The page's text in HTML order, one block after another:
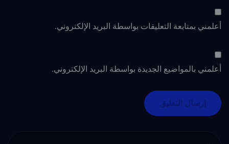
أعلمني بمتابعة التعليقات بواسطة البريد الإلكتروني.
أعلمني بالمواضيع الجديدة بواسطة البريد الإلكتروني.